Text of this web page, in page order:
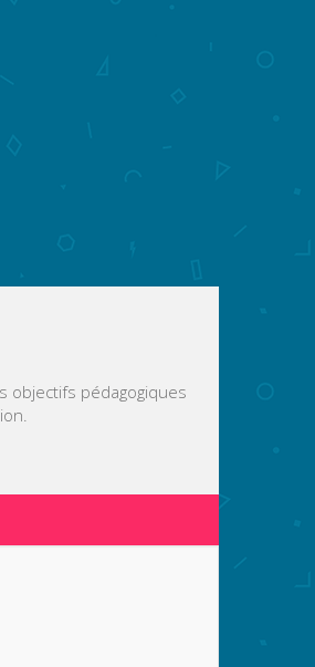
objectifs pédagogiques